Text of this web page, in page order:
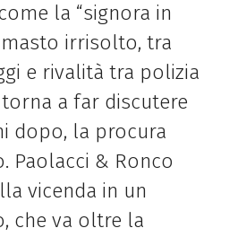
la “signora in
irrisolto, tra
e rivalità tra polizia
a far discutere
dopo, la procura
Paolacci & Ronco
vicenda in un
che va oltre la